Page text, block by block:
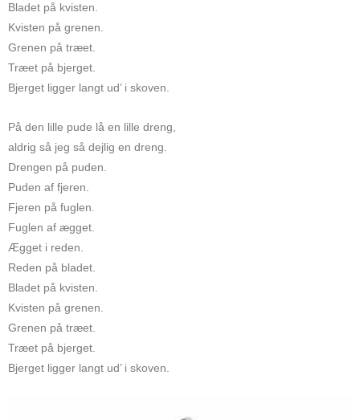
Bladet på kvisten.
Kvisten på grenen.
Grenen på træet.
Træet på bjerget.
Bjerget ligger langt ud’ i skoven.
På den lille pude lå en lille dreng,
aldrig så jeg så dejlig en dreng.
Drengen på puden.
Puden af fjeren.
Fjeren på fuglen.
Fuglen af ægget.
Ægget i reden.
Reden på bladet.
Bladet på kvisten.
Kvisten på grenen.
Grenen på træet.
Træet på bjerget.
Bjerget ligger langt ud’ i skoven.